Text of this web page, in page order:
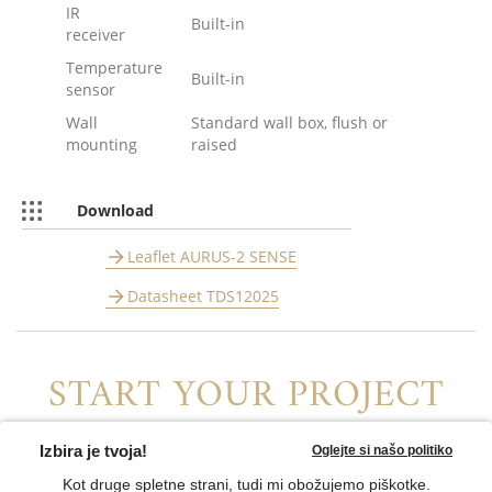
IR
receiver
Built-in
Temperature
sensor
Built-in
Wall
mounting
Standard wall box, flush or
raised
Download
Leaflet AURUS-2 SENSE
Datasheet TDS12025
START YOUR PROJECT